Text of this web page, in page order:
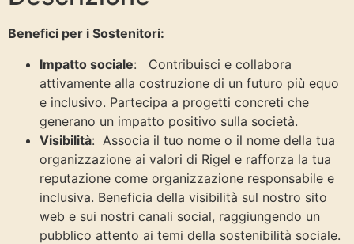
Benefici per i Sostenitori:
Impatto sociale: Contribuisci e collabora
attivamente alla costruzione di un futuro più equo
e inclusivo. Partecipa a progetti concreti che
generano un impatto positivo sulla società.
Visibilità: Associa il tuo nome o il nome della tua
organizzazione ai valori di Rigel e rafforza la tua
reputazione come organizzazione responsabile e
inclusiva. Beneficia della visibilità sul nostro sito
web e sui nostri canali social, raggiungendo un
pubblico attento ai temi della sostenibilità sociale.